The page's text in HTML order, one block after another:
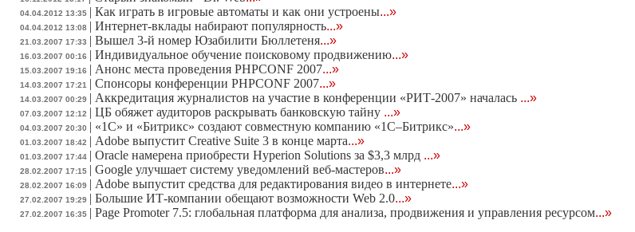
04.04.2012 13:35 | Как играть в игровые автоматы и как они устроены...»
04.04.2012 13:08 | Интернет-вклады набирают популярность...»
21.03.2007 17:33 | Вышел 3-й номер Юзабилити Бюллетеня...»
16.03.2007 00:16 | Индивидуальное обучение поисковому продвижению...»
15.03.2007 19:16 | Анонс места проведения PHPCONF 2007...»
14.03.2007 17:21 | Спонсоры конференции PHPCONF 2007...»
14.03.2007 00:29 | Аккредитация журналистов на участие в конференции «РИТ-2007» началась ...»
07.03.2007 12:12 | ЦБ обяжет аудиторов раскрывать банковскую тайну ...»
04.03.2007 20:30 | «1С» и «Битрикс» создают совместную компанию «1С–Битрикс»...»
01.03.2007 18:42 | Adobe выпустит Creative Suite 3 в конце марта...»
01.03.2007 17:44 | Oracle намерена приобрести Hyperion Solutions за $3,3 млрд ...»
28.02.2007 17:15 | Google улучшает систему уведомлений веб-мастеров...»
28.02.2007 16:09 | Adobe выпустит средства для редактирования видео в интернете...»
27.02.2007 19:29 | Большие ИТ-компании обещают возможности Web 2.0...»
27.02.2007 16:35 | Page Promoter 7.5: глобальная платформа для анализа, продвижения и управления ресурсом...»